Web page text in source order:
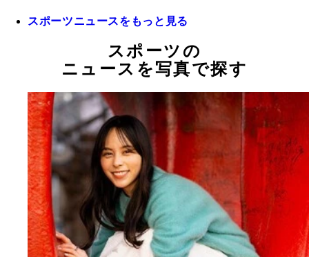
スポーツニュースをもっと見る
スポーツの
ニュースを写真で探す